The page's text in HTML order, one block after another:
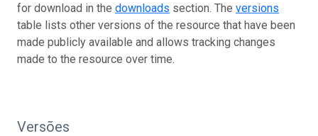
for download in the downloads section. The versions
table lists other versions of the resource that have been
made publicly available and allows tracking changes
made to the resource over time.
Versões